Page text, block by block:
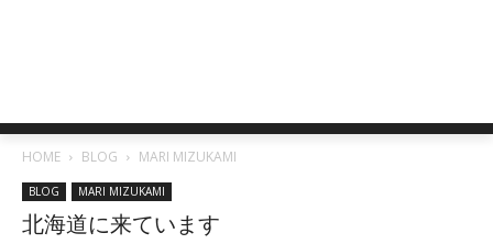
HOME BLOG MARI MIZUKAMI
BLOG MARI MIZUKAMI
北海道に来ています